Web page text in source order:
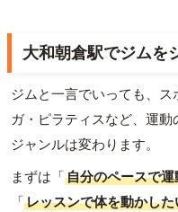
大和朝倉駅でジムを
ジムと一言でいっても、
ガ・ピラティスなど、運
ジャンルは変わります。
まずは「自分のペースで
「レッスンで体を動かした